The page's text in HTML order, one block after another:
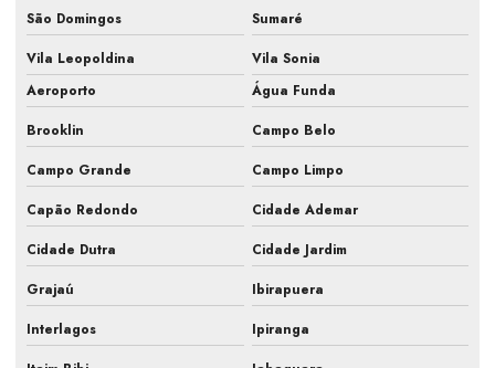
Fiscalização sistemas hvac
Gestão de obra hvac
Hvac para farmacêutica
Inspeção de ar condicionado em campinas
Inspeção de ar condicionado em sp
Inspeção pmoc de ar condicionado
Laudo ar condicionado pmoc
São Domingos
Sumaré
Vila Leopoldina
Vila Sonia
Aeroporto
Água Funda
Brooklin
Campo Belo
Campo Grande
Campo Limpo
Capão Redondo
Cidade Ademar
Cidade Dutra
Cidade Jardim
Grajaú
Ibirapuera
Interlagos
Ipiranga